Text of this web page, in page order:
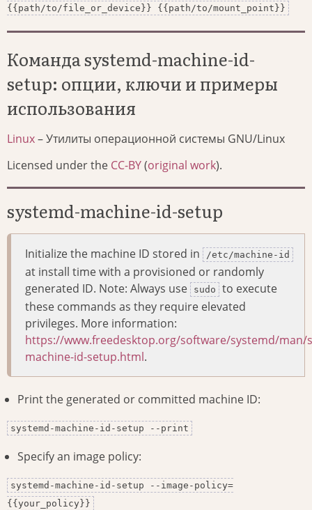
{{path/to/file_or_device}} {{path/to/mount_point}}
Команда systemd-machine-id-
setup: опции, ключи и примеры
использования
Linux– Утилиты операционной системы GNU/Linux
Licensed under the CC-BY(original work).
systemd-machine-id-setup
Initialize the machine ID stored in /etc/machine-id
at install time with a provisioned or randomly
generated ID. Note: Always use
sudo
to execute
these commands as they require elevated
privileges. More information:
https://www.freedesktop.org/software/systemd/man/
machine-id-setup.html.
Print the generated or committed machine ID:
systemd-machine-id-setup --print
Specify an image policy:
systemd-machine-id-setup --image-policy=
{{your_policy}}